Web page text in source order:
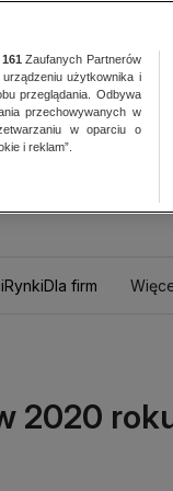
RynkiDla firm
2020
161 Zaufanych Partnerów
użytkownika i
przeglądania. Odbywa
przechowywanych w
w oparciu o
i reklam”.